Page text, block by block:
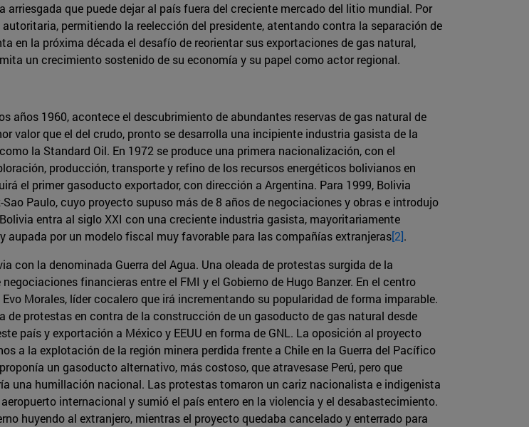
que puede dejar al país fuera del creciente mercado del litio mundial. Por
permitiendo la reelección del presidente, atentando contra la separación de
en la próxima década el desafío de reorientar sus exportaciones de gas natural,
un crecimiento sostenido de su economía y su papel como actor regional.
años 1960, acontece el descubrimiento de abundantes reservas de gas natural de
valor que el del crudo, pronto se desarrolla una incipiente industria gasista de la
la Standard Oil. En 1972 se produce una primera nacionalización, con el
producción, transporte y refino de los recursos energéticos bolivianos en
el primer gasoducto exportador, con dirección a Argentina. Para 1999, Bolivia
Paulo, cuyo proyecto supuso más de 8 años de negociaciones y obras e introdujo
entra al siglo XXI con una creciente industria gasista, mayoritariamente
aupada por un modelo fiscal muy favorable para las compañías extranjeras[2].
con la denominada Guerra del Agua. Una oleada de protestas surgida de la
financieras entre el FMI y el Gobierno de Hugo Banzer. En el centro
Morales, líder cocalero que irá incrementando su popularidad de forma imparable.
de protestas en contra de la construcción de un gasoducto de gas natural desde
país y exportación a México y EEUU en forma de GNL. La oposición al proyecto
a la explotación de la región minera perdida frente a Chile en la Guerra del Pacífico
un gasoducto alternativo, más costoso, que atravesase Perú, pero que
una humillación nacional. Las protestas tomaron un cariz nacionalista e indigenista
internacional y sumió el país entero en la violencia y el desabastecimiento.
huyendo al extranjero, mientras el proyecto quedaba cancelado y enterrado para